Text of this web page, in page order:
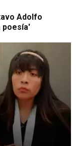
Adolfo
poesía'